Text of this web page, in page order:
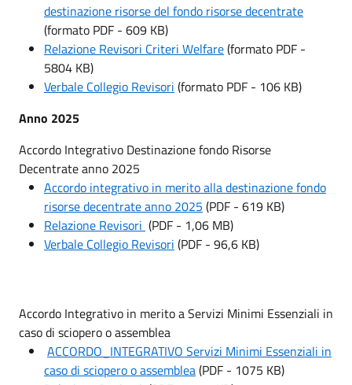
destinazione risorse del fondo risorse decentrate
(formato PDF - 609 KB)
Relazione Revisori Criteri Welfare(formato PDF -
5804 KB)
Verbale Collegio Revisori (formato PDF - 106 KB)
Anno 2025
Accordo Integrativo Destinazione fondo Risorse
Decentrate anno 2025
Accordo integrativo in merito alla destinazione fondo
risorse decentrate anno 2025 (PDF - 619 KB)
Relazione Revisori (PDF - 1,06 MB)
Verbale Collegio Revisori (PDF - 96,6 KB)
Accordo Integrativo in merito a Servizi Minimi Essenziali in
caso di sciopero o assemblea
ACCORDO_INTEGRATIVO Servizi Minimi Essenziali in
caso di sciopero o assemblea(PDF - 1075 KB)